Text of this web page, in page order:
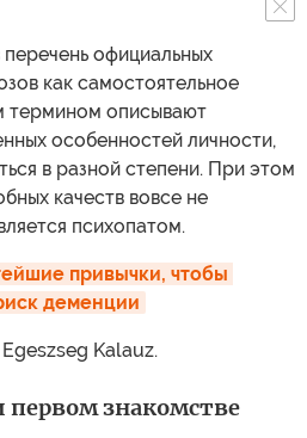
официальных
как самостоятельное
термином описывают
особенностей личности,
в разной степени. При этом
качеств вовсе не
психопатом.
привычки, чтобы
деменции
Kalauz.
первом знакомстве